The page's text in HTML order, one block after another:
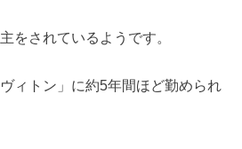
をされているようです。
ィトン」に約5年間ほど勤められ